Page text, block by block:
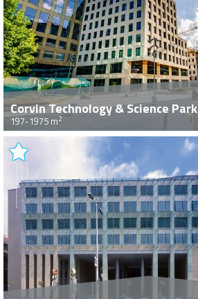
Corvin Technology & Science Park
197-1975 m2